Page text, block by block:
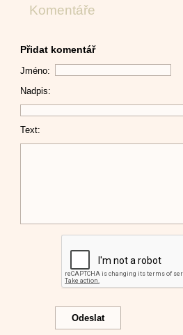
Komentáře
Přidat komentář
Jméno:
Nadpis:
Text: